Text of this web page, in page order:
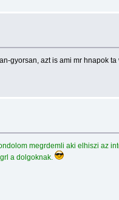
gyorsan, azt is ami mr hnapok
megrdemli aki elhiszi az
a dolgoknak.